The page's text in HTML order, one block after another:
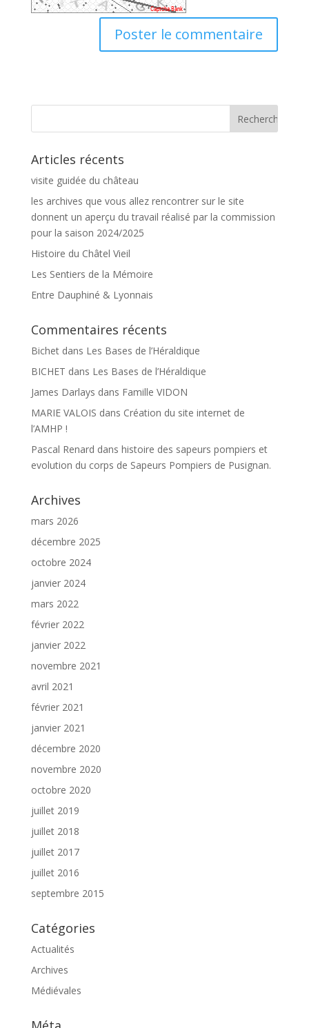
Articles récents
visite guidée du château
les archives que vous allez rencontrer sur le site
donnent un aperçu du travail réalisé par la commission
pour la saison 2024/2025
Histoire du Châtel Vieil
Les Sentiers de la Mémoire
Entre Dauphiné & Lyonnais
Commentaires récents
Bichetdans Les Bases de l’Héraldique
BICHET dans Les Bases de l’Héraldique
James Darlays dans Famille VIDON
MARIE VALOIS dans Création du site internet de
l’AMHP !
Pascal Renard dans histoire des sapeurs pompiers et
evolution du corps de Sapeurs Pompiers de Pusignan.
Archives
mars 2026
décembre 2025
octobre 2024
janvier 2024
mars 2022
février 2022
janvier 2022
novembre 2021
avril 2021
février 2021
janvier 2021
décembre 2020
novembre 2020
octobre 2020
juillet 2019
juillet 2018
juillet 2017
juillet 2016
septembre 2015
Catégories
Actualités
Archives
Médiévales